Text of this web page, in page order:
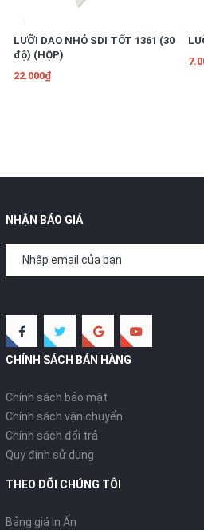
LƯỠI DAO NHỎ SDI TỐT 1361 (30
độ) (HỘP)
22.000₫
NHẬN BÁO GIÁ
CHÍNH SÁCH BÁN HÀNG
Chính sách bảo mật
Chính sách vận chuyển
Chính sách đổi trả
Quy định sử dụng
THEO DÕI CHÚNG TÔI
Bảng giá In Ấn